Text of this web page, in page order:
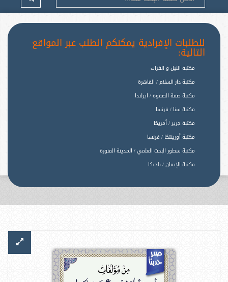
للطلبات الإفرادية يمكنكم الطلب عبر المواقع
التالية:
مكتبة النيل و الفرات
مكتبة دار السلام / القاهرة
مكتبة صفة الصفوة / ايرلندا
مكتبة سنا / فرنسا
مكتبة جرير / أمريكا
مكتبة أورينتكا / فرنسا
مكتبة سطور البحث العلمي / المدينة المنورة
مكتبة الإيمان / بلجيكا